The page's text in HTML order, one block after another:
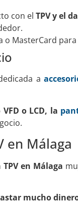
con el TPV y el
o MasterCard
a
o LCD, la
en Málaga
en Málaga
mucho